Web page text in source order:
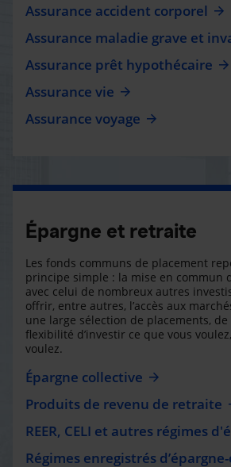
Assurance accident corporel
Assurance maladie grave et
Assurance prêt hypothécaire
Assurance vie
Assurance voyage
Épargne et retraite
Les fonds communs de placement
principe simple : la mise en commun
avec celui de nombreux autres
offrir, entre autres, l’accès aux
une large sélection de placements,
flexibilité d’investir ce que vous
voulez.
Épargne collective
Produits de revenu de retraite
REER, CELI et autres régimes
Régimes enregistrés d’épargne-